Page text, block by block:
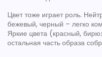
Цвет тоже играет роль.
бежевый, черный – легко
Яркие цвета (красный,
остальная часть образа